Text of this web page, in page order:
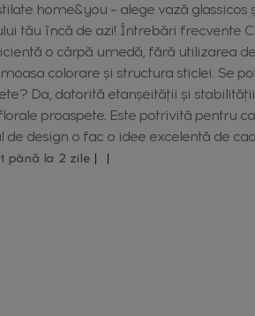
home&you – alege vază glassicos
tău încă de azi! Întrebări frecvente
o cârpă umedă, fără utilizarea
colorare și structura sticlei. Se
Da, datorită etanșeității și
proaspete. Este potrivită pentru
de design o fac o idee excelentă de
până la 2 zile